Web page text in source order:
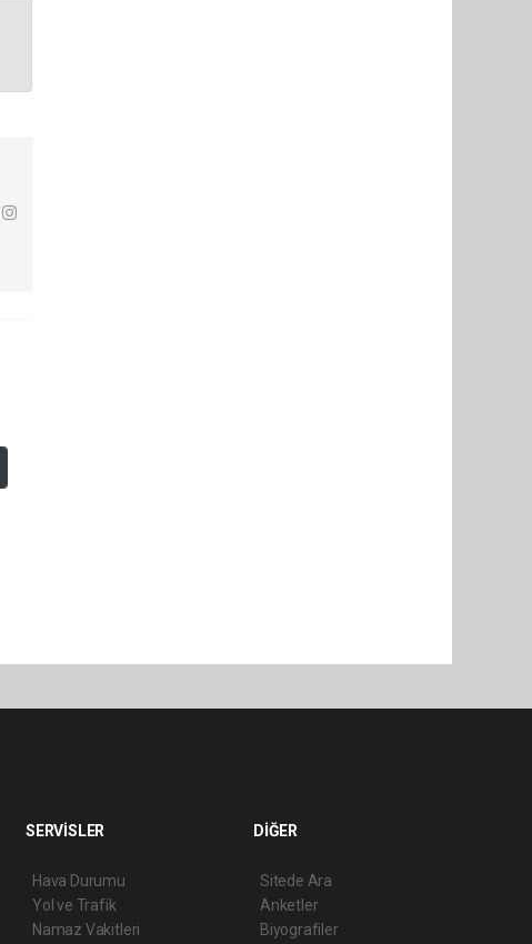
SERVİSLER
Hava Durumu
Yol ve Trafik
Namaz Vakitleri
DİĞER
Sitede Ara
Anketler
Biyografiler